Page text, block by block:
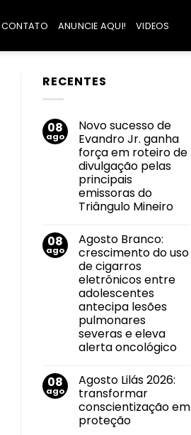
CONTATO ANUNCIE AQUI! VIDEOS
RECENTES
08
ago
Novo sucesso de
Evandro Jr. ganha
força em roteiro de
divulgação pelas
principais
emissoras do
Triângulo Mineiro
em
Novo
sucesso
de
Evandro
Jr.
ganha
força
em
roteiro
de
divulgação
pelas
do
Triângulo
Mineiro
08
ago
Agosto Branco:
crescimento do uso
de cigarros
eletrônicos entre
adolescentes
antecipa lesões
pulmonares
severas e eleva
alerta oncológico
em
Agosto
Branco:
crescimento
do
uso
08
ago
Agosto Lilás 2026:
transformar
conscientização em
proteção